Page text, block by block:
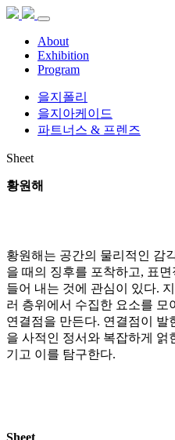
About
Exhibition
Program
을지폴리
을지아케이드
파트너스 & 프렌즈
Sheet
황원해
황원해는 공간의 물리적인 감
을 때의 징후를 포착하고, 표
들어 내는 것에 관심이 있다.
러 층위에서 수집한 요소를 모
연결점을 만든다. 연결점이 발
을 사적인 정서와 복잡하게 얽
기고 이를 탐구한다.
Sheet